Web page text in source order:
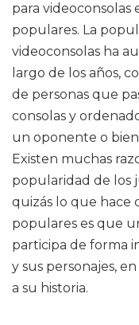
para videoconsolas
populares. La
videoconsolas ha
largo de los años,
de personas que
consolas y
un oponente o
Existen muchas
popularidad de los
quizás lo que hace
populares es que
participa de forma
y sus personajes,
a su historia.